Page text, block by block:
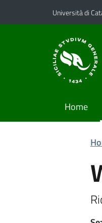
Vai al contenuto
Vai al menu diUniversità di
Home